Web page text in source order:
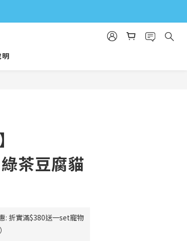
茶豆腐貓
: 折實滿$380送一set寵物